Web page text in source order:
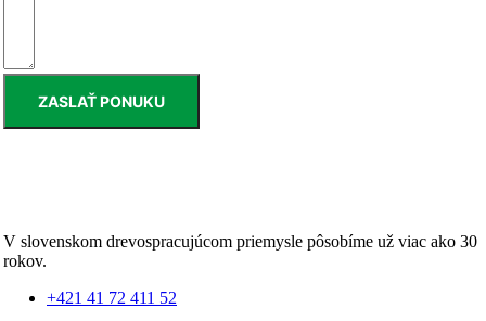
ZASLAŤ PONUKU
V slovenskom drevospracujúcom priemysle pôsobíme už viac ako 30
rokov.
+421 41 72 411 52